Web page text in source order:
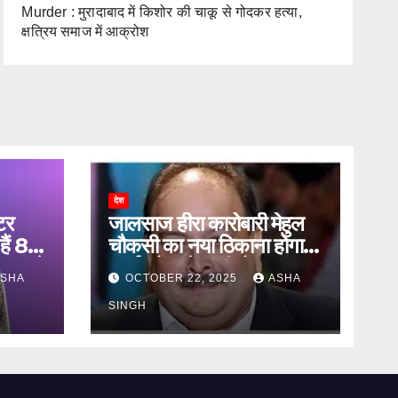
Murder : मुरादाबाद में किशोर की चाकू से गोदकर हत्या,
क्षत्रिय समाज में आक्रोश
हैं 83
ने
देश
जालसाज हीरा कारोबारी मेहुल
चौकसी का नया ठिकाना होगा
ऑर्थर रोड जेल की बैरक नंबर
12OCTOBER 22, 2025 ASHA
SINGH